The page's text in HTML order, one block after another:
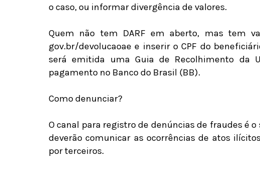
o caso, ou informar divergência de valores.
Quem não tem DARF em aberto, mas tem
gov.br/devolucaoae e inserir o CPF do
será emitida uma Guia de Recolhimento da
pagamento no Banco do Brasil (BB).
Como denunciar?
O canal para registro de denúncias de fraudes é
deverão comunicar as ocorrências de atos
por terceiros.